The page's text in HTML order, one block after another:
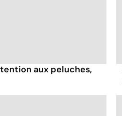
aux peluches,